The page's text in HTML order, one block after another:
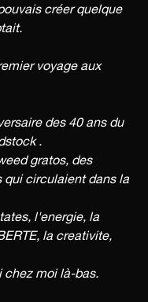
créer quelque
voyage aux
.
gratos, des
qui circulaient dans la
l'energie, la
la creativite,
chez moi là-bas.